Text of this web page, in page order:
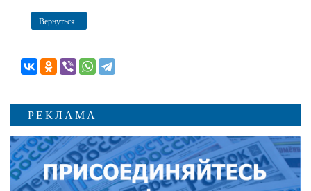
Вернуться...
РЕКЛАМА